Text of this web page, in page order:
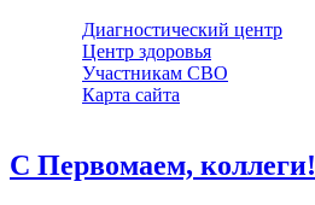
Диагностический центр
Центр здоровья
Участникам СВО
Карта сайта
С Первомаем, коллеги!